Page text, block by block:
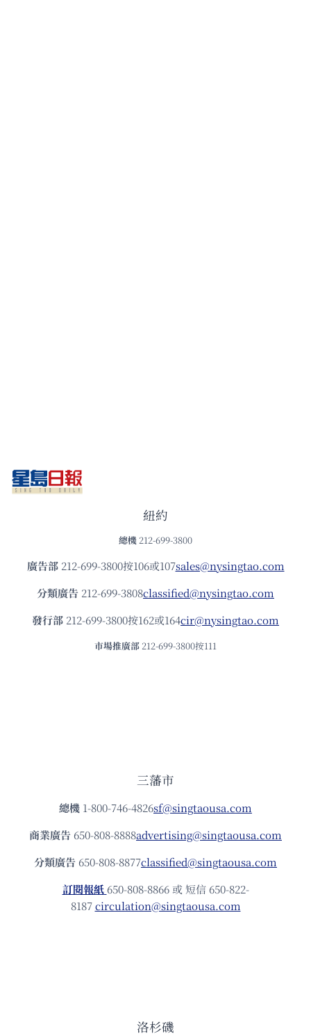
紐約
總機 212-699-3800
廣告部212-699-3800按106或107sales@nysingtao.com
分類廣告 212-699-3808classified@nysingtao.com
發⾏部 212-699-3800按162或164cir@nysingtao.com
市場推廣部 212-699-3800按111
三藩市
總機 1-800-746-4826sf@singtaousa.com
商業廣告 650-808-8888advertising@singtaousa.com
分類廣告 650-808-8877classified@singtaousa.com
訂閱報紙 650-808-8866 或 短信 650-822-
8187circulation@singtaousa.com
洛杉磯